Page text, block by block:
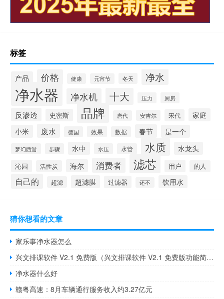
标签
产品 价格 健康 元宵节 冬天 净水
净水器 净水机 十大 压力 厨房
反渗透 史密斯 品牌 唐代 安吉尔 宋代
家庭
小米
废水 德国 效果 数据 春节 是一个
梦幻西游 步骤 水中 水压 水管 水质 水龙头
沁园 活性炭 海尔 消费者 滤芯 用户 的人
自己的 超滤 超滤膜 过滤器 还不 饮用水
猜你想看的文章
家乐事净水器怎么
兴文排课软件 V2.1 免费版（兴文排课软件 V2.1 免费版功能简介）
净水器什么好
赣粤高速：8月车辆通行服务收入约3.27亿元